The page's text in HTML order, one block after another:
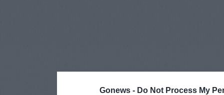
Gonews - Do Not Process My